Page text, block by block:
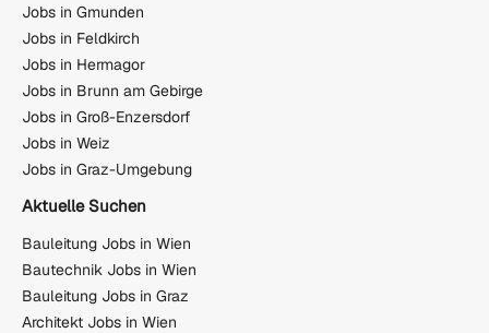
Jobs in Gmunden
Jobs in Feldkirch
Jobs in Hermagor
Jobs in Brunn am Gebirge
Jobs in Groß-Enzersdorf
Jobs in Weiz
Jobs in Graz-Umgebung
Aktuelle Suchen
Bauleitung Jobs in Wien
Bautechnik Jobs in Wien
Bauleitung Jobs in Graz
Architekt Jobs in Wien